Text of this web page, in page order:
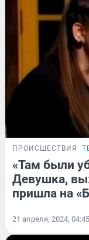
ПРОИСШЕСТВИЯ
«Там были
Девушка,
пришла на
21 апреля, 2024, 04:45